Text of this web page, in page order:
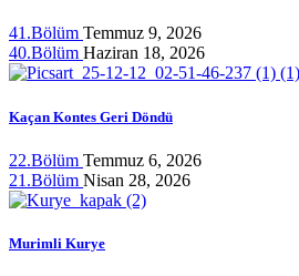
41.Bölüm Temmuz 9, 2026
40.Bölüm Haziran 18, 2026
Kaçan Kontes Geri Döndü
22.Bölüm Temmuz 6, 2026
21.Bölüm Nisan 28, 2026
Murimli Kurye